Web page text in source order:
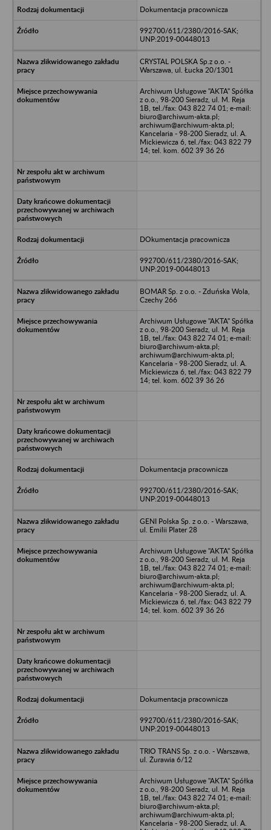
Dokumentacja pracownicza
992700/611/2380/2016-SAK;
UNP:2019-00448013
CRYSTAL POLSKA Sp.z o.o. -
Warszawa, ul. Łucka 20/1301
Archiwum Usługowe "AKTA" Spółka
z o.o., 98-200 Sieradz, ul. M. Reja
1B, tel./fax: 043 822 74 01; e-mail:
biuro@archiwum-akta.pl;
archiwum@archiwum-akta.pl;
Kancelaria - 98-200 Sieradz, ul. A.
Mickiewicza 6, tel./fax: 043 822 79
14; tel. kom. 602 39 36 26
DOkumentacja pracownicza
992700/611/2380/2016-SAK;
UNP:2019-00448013
BOMAR Sp. z o.o. - Zduńska Wola,
Czechy 266
Archiwum Usługowe "AKTA" Spółka
z o.o., 98-200 Sieradz, ul. M. Reja
1B, tel./fax: 043 822 74 01; e-mail:
biuro@archiwum-akta.pl;
archiwum@archiwum-akta.pl;
Kancelaria - 98-200 Sieradz, ul. A.
Mickiewicza 6, tel./fax: 043 822 79
14; tel. kom. 602 39 36 26
Dokumentacja pracownicza
992700/611/2380/2016-SAK;
UNP:2019-00448013
GENI Polska Sp. z o.o. - Warszawa,
ul. Emilii Plater 28
Archiwum Usługowe "AKTA" Spółka
z o.o., 98-200 Sieradz, ul. M. Reja
1B, tel./fax: 043 822 74 01; e-mail:
biuro@archiwum-akta.pl;
archiwum@archiwum-akta.pl;
Kancelaria - 98-200 Sieradz, ul. A.
Mickiewicza 6, tel./fax: 043 822 79
14; tel. kom. 602 39 36 26
Dokumentacja pracownicza
992700/611/2380/2016-SAK;
UNP:2019-00448013
TRIO TRANS Sp. z o.o. - Warszawa,
ul. Żurawia 6/12
Archiwum Usługowe "AKTA" Spółka
z o.o., 98-200 Sieradz, ul. M. Reja
1B, tel./fax: 043 822 74 01; e-mail:
biuro@archiwum-akta.pl;
archiwum@archiwum-akta.pl;
Kancelaria - 98-200 Sieradz, ul. A.